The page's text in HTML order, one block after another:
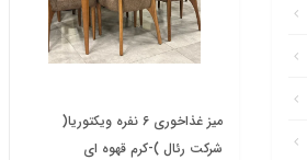
میز غذاخوری 6 نفره ویکتوریا(
شرکت رئال )-کرم قهوه ای